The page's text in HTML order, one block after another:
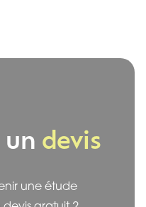
un devis
une étude